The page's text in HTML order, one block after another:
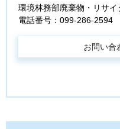
環境林務部廃棄物・リサイ
電話番号：099-286-2594